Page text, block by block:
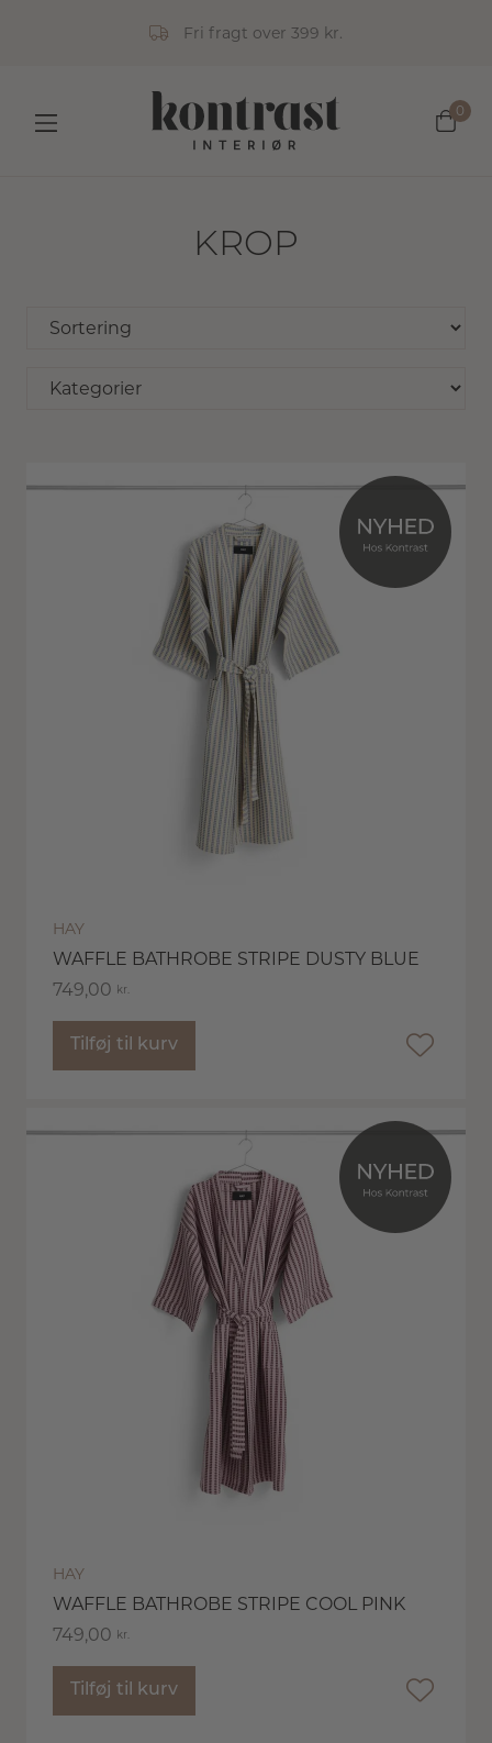
Fri fragt over 399 kr.
0
KROP
HAY
WAFFLE BATHROBE STRIPE DUSTY BLUE
749,00 kr.
Tilføj til kurv
HAY
WAFFLE BATHROBE STRIPE COOL PINK
749,00 kr.
Tilføj til kurv